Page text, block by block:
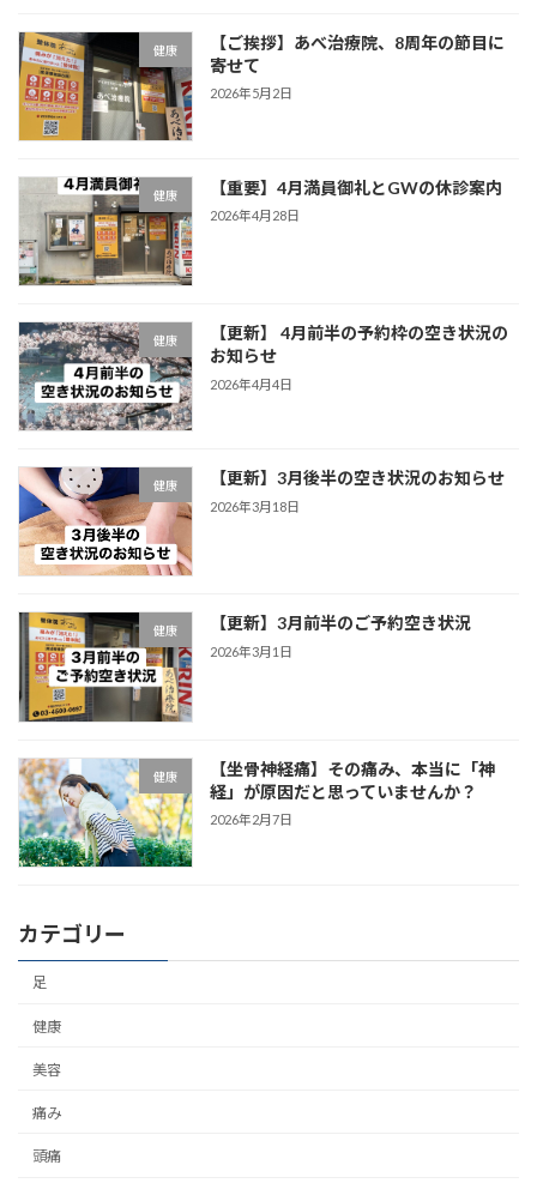
健康
【ご挨拶】あべ治療院、8周年の節目に
寄せて
2026年5月2日
健康 【重要】4月満員御礼とGWの休診案内
2026年4月28日
健康
【更新】 4月前半の予約枠の空き状況の
お知らせ
2026年4月4日
健康 【更新】3月後半の空き状況のお知らせ
2026年3月18日
健康 【更新】3月前半のご予約空き状況
2026年3月1日
健康
【坐骨神経痛】その痛み、本当に「神
経」が原因だと思っていませんか？
2026年2月7日
カテゴリー
足
健康
美容
痛み
頭痛